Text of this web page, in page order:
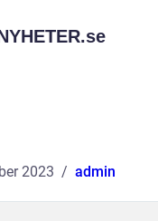
se
2023 admin